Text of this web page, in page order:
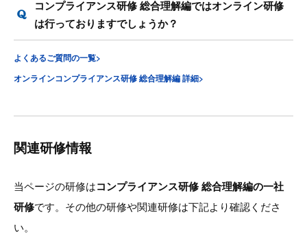
コンプライアンス研修 総合理解編ではオンライン研修
は行っておりますでしょうか？
よくあるご質問の一覧>
オンラインコンプライアンス研修 総合理解編 詳細>
関連研修情報
当ページの研修はコンプライアンス研修 総合理解編の一社
研修です。その他の研修や関連研修は下記より確認くださ
い。